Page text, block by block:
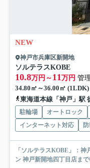
NEW
神戸市兵庫区新開地
ソルテラスKOBE
10.8万円～ 11 万円 管
34.80㎡～36.00㎡
東海道本線「神戸」駅
駐輪場 オートロック
インターネット対応
「ソルテラスKOBE」：
ン 神戸新開地四丁目店ま